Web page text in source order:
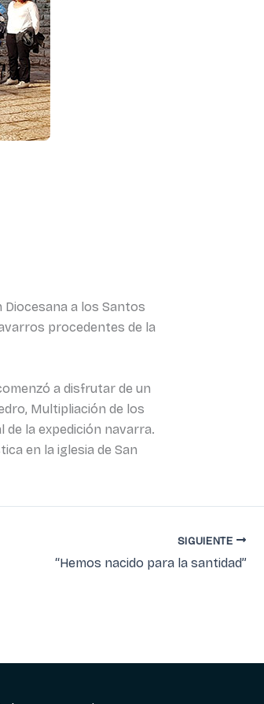
Diocesana a los Santos
procedentes de la
a disfrutar de un
Multipliación de los
de la expedición navarra.
en la iglesia de San
SIGUIENTE
“Hemos nacido para la santidad”